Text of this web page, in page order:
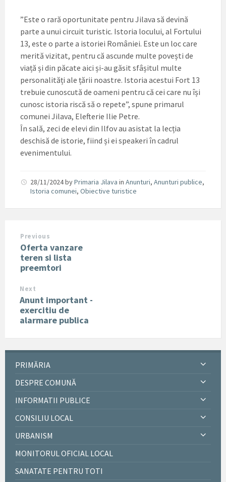
”Este o rară oportunitate pentru Jilava să devină
parte a unui circuit turistic. Istoria locului, al Fortului
13, este o parte a istoriei României. Este un loc care
merită vizitat, pentru că ascunde multe povești de
viață și din păcate aici și-au găsit sfâșitul multe
personalități ale țării noastre. Istoria acestui Fort 13
trebuie cunoscută de oameni pentru că cei care nu își
cunosc istoria riscă să o repete”, spune primarul
comunei Jilava, Elefterie Ilie Petre.
În sală, zeci de elevi din Ilfov au asistat la lecția
deschisă de istorie, fiind și ei speakeri în cadrul
evenimentului.
28/11/2024byPrimaria Jilava in Anunturi, Anunturi publice,
Istoria comunei, Obiective turistice
Previous
Oferta vanzare
teren si lista
preemtori
Next
Anunt important -
exercitiu de
alarmare publica
PRIMĂRIA
DESPRE COMUNĂ
INFORMATII PUBLICE
CONSILIU LOCAL
URBANISM
MONITORUL OFICIAL LOCAL
SANATATE PENTRU TOTI